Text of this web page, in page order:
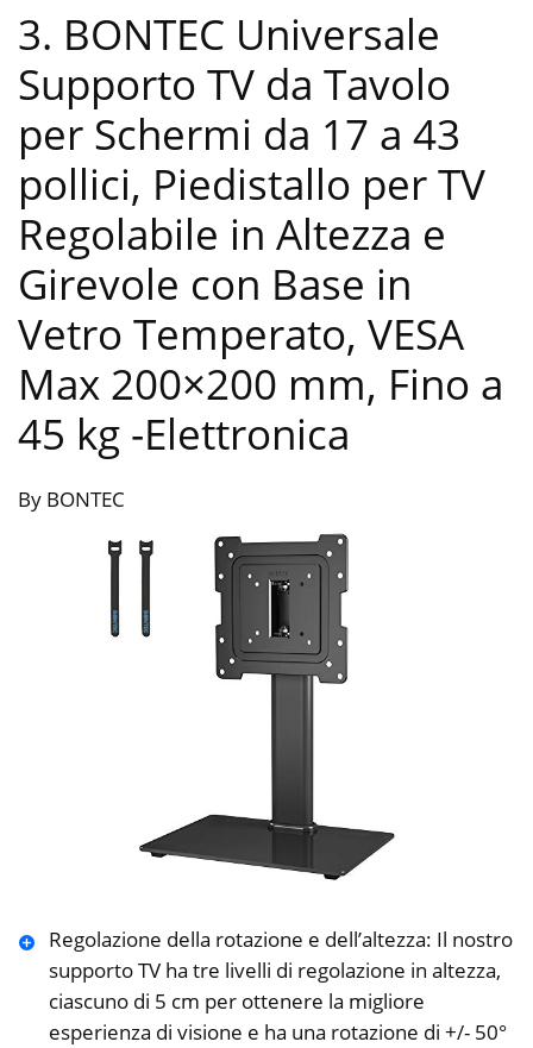
3. BONTEC Universale
Supporto TV da Tavolo
per Schermi da 17 a 43
pollici, Piedistallo per TV
Regolabile in Altezza e
Girevole con Base in
Vetro Temperato, VESA
Max 200×200 mm, Fino a
45 kg -Elettronica
By BONTEC
Regolazione della rotazione e dell’altezza: Il nostro
supporto TV ha tre livelli di regolazione in altezza,
ciascuno di 5 cm per ottenere la migliore
esperienza di visione e ha una rotazione di +/- 50°